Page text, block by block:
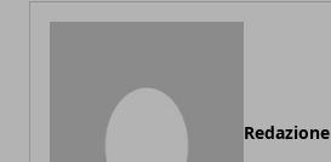
Redazione